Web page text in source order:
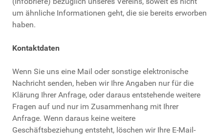
um ähnliche Informationen geht, die sie bereits erworben
haben.
Kontaktdaten
Wenn Sie uns eine Mail oder sonstige elektronische
Nachricht senden, heben wir Ihre Angaben nur für die
Klärung Ihrer Anfrage, oder daraus entstehende weitere
Fragen auf und nur im Zusammenhang mit Ihrer
Anfrage. Wenn daraus keine weitere
Geschäftsbeziehung entsteht, löschen wir Ihre E-Mail-